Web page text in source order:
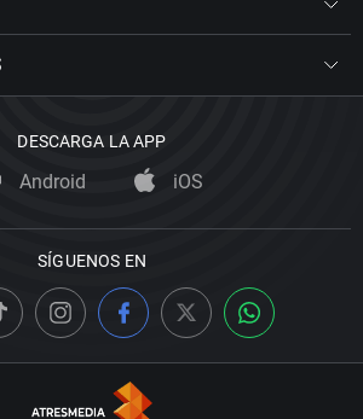
DESCARGA LA APP
Android iOS
SÍGUENOS EN